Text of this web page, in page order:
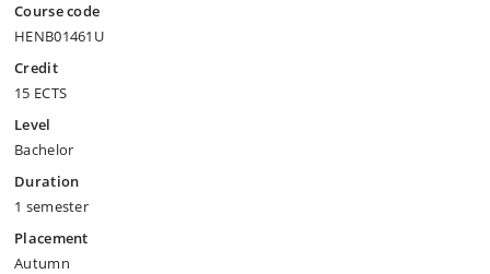
Course code
HENB01461U
Credit
15 ECTS
Level
Bachelor
Duration
1 semester
Placement
Autumn